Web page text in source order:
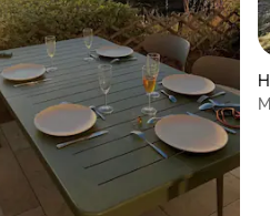
base de 125 commentaires :